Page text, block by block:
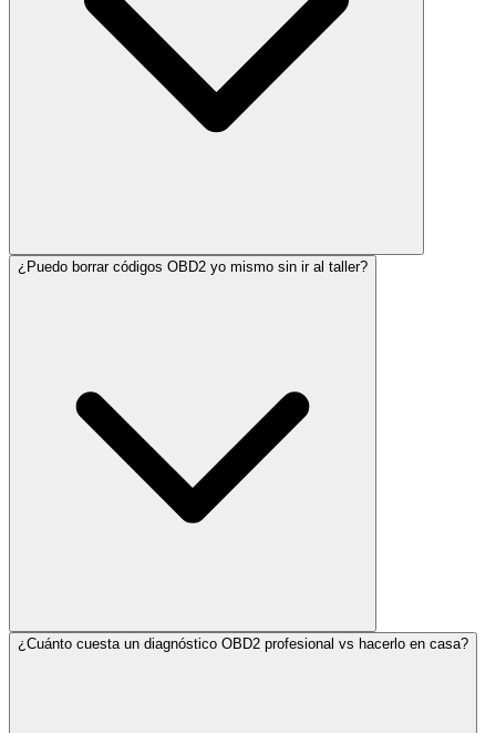
¿Puedo borrar códigos OBD2 yo mismo sin ir al taller?
¿Cuánto cuesta un diagnóstico OBD2 profesional vs hacerlo en casa?